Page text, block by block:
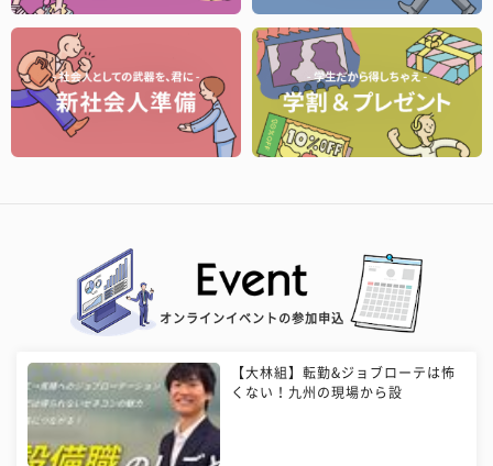
オンラインイベントの参加申込
【大林組】転勤&ジョブローテは怖
くない！九州の現場から設